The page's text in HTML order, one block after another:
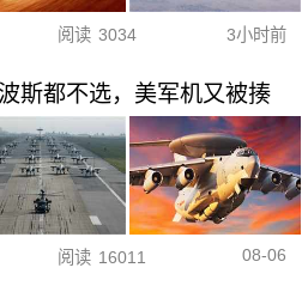
阅读 3034 3小时前
斯都不选，美军机又被揍
阅读 16011 08-06